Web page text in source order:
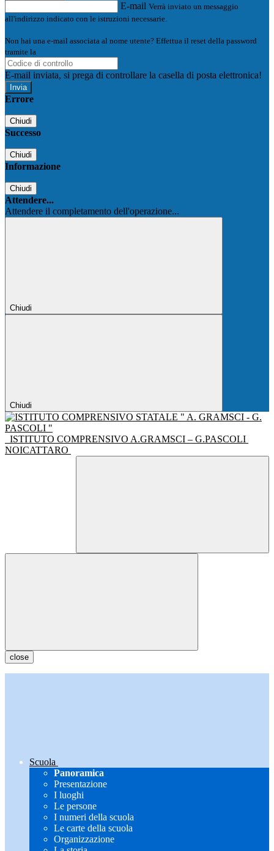
E-mail Verrà inviato un messaggio
all'indirizzo indicato con le istruzioni necessarie.
Non hai una e-mail associata al nome utente? Effettua il reset della password
tramite la
E-mail inviata, si prega di controllare la casella di posta elettronica!
Errore
Chiudi
Successo
Chiudi
Informazione
Chiudi
Attendere...
Attendere il completamento dell'operazione...
Chiudi
Chiudi
ISTITUTO COMPRENSIVO A.GRAMSCI – G.PASCOLI
NOICATTARO
close
Scuola
Panoramica
Presentazione
I luoghi
Le persone
I numeri della scuola
Le carte della scuola
Organizzazione